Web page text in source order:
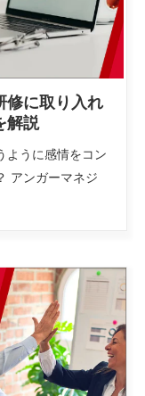
修に取り入れ
解説
ように感情をコン
アンガーマネジ